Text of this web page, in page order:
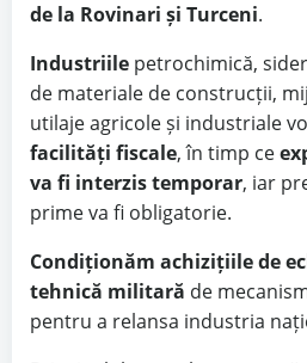
de la Rovinari și Turceni.
Industriile petrochimică,
de materiale de construcții,
utilaje agricole și industriale
facilități fiscale, în timp ce
va fi interzis temporar, iar
prime va fi obligatorie.
Condiționăm achizițiile de
tehnică militară de
pentru a relansa industria